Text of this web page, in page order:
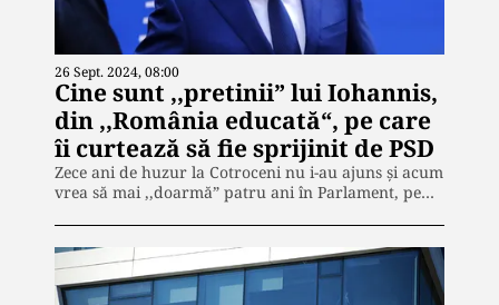
26 Sept. 2024, 08:00
Cine sunt ,,pretinii” lui Iohannis,
din ,,România educată“, pe care
îi curtează să fie sprijinit de PSD
Zece ani de huzur la Cotroceni nu i-au ajuns și acum
vrea să mai ,,doarmă” patru ani în Parlament, pe…